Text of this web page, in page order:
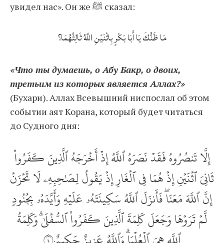
увидел нас». Он же ﷺ сказал:
مَا ظَنُّكَ يَا أَبَا بَكْرٍ بِاثْنَيْنِ اللَّهُ ثَالِثُهُمَا؟
«Что ты думаешь, о Абу Бакр, о двоих,
третьим из которых является Аллах?»
(Бухари). Аллах Всевышний ниспослал об этом
событии аят Корана, который будет читаться
до Судного дня:
إِلَّا تَنصُرُوهُ فَقَدۡ نَصَرَهُ ٱللَّهُ إِذۡ أَخۡرَجَهُ ٱلَّذِينَ كَفَرُواْ
ثَانِيَ ٱثۡنَيۡنِ إِذۡ هُمَا فِي ٱلۡغَارِ إِذۡ يَقُولُ لِصَٰحِبِهِۦ لَا تَحۡزَنۡ
إِنَّ ٱللَّهَ مَعَنَاۖ فَأَنزَلَ ٱللَّهُ سَكِينَتَهُۥ عَلَيۡهِ وَأَيَّدَهُۥ بِجُنُودٖ
لَّمۡ تَرَوۡهَا وَجَعَلَ كَلِمَةَ ٱلَّذِينَ كَفَرُواْ ٱلسُّفۡلَىٰۗ وَكَلِمَةُ